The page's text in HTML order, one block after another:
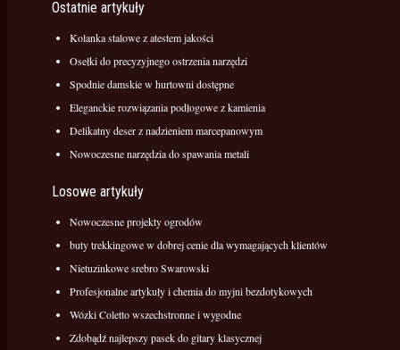
Ostatnie artykuły
Kolanka stalowe z atestem jakości
Osełki do precyzyjnego ostrzenia narzędzi
Spodnie damskie w hurtowni dostępne
Eleganckie rozwiązania podłogowe z kamienia
Delikatny deser z nadzieniem marcepanowym
Nowoczesne narzędzia do spawania metali
Losowe artykuły
Nowoczesne projekty ogrodów
buty trekkingowe w dobrej cenie dla wymagających klientów
Nietuzinkowe srebro Swarowski
Profesjonalne artykuły i chemia do myjni bezdotykowych
Wózki Coletto wszechstronne i wygodne
Zdobądź najlepszy pasek do gitary klasycznej